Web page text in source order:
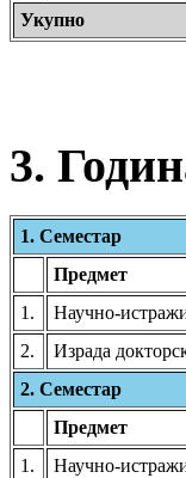
Укупно
3.
1. Семестар
Предмет
1.
Научно-
2.
Израда
2. Семестар
Предмет
1.
Научно-